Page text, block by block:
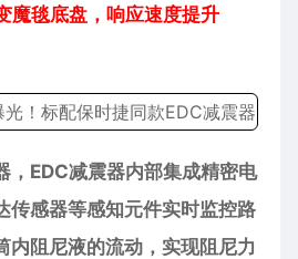
魔毯底盘，响应速度提升
，EDC减震器内部集成精密电
传感器等感知元件实时监控路
内阻尼液的流动，实现阻尼力